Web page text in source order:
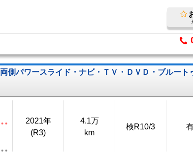
両側パワースライド・ナビ・ＴＶ・ＤＶＤ・ブルート
2021年
(R3)
4.1万
km
検R10/3